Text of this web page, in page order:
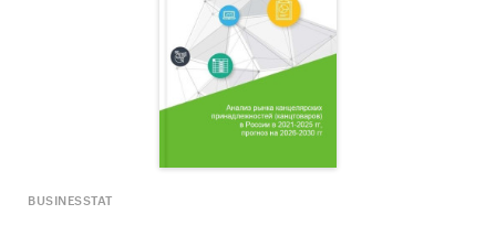
BUSINESSTAT